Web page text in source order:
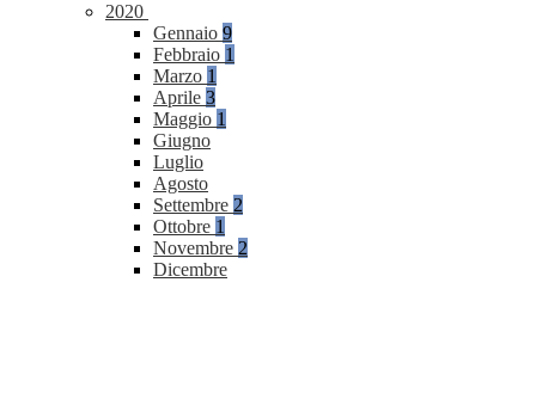
2020
Gennaio 9
Febbraio 1
Marzo 1
Aprile 3
Maggio 1
Giugno
Luglio
Agosto
Settembre 2
Ottobre 1
Novembre 2
Dicembre